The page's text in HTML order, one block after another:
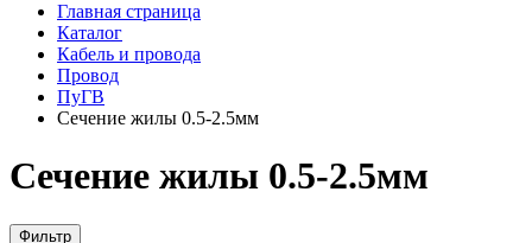
Главная страница
Каталог
Кабель и провода
Провод
ПуГВ
Сечение жилы 0.5-2.5мм
Сечение жилы 0.5-2.5мм
Фильтр